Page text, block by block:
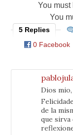
You must
You
5 Replies
0 Facebook
Dios
de la
que